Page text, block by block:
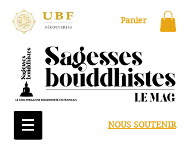
Panier
NOUS SOUTENIR